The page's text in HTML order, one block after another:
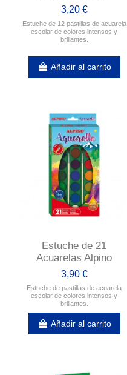
3,20 €
Estuche de 12 pastillas de acuarela
escolar de colores intensos y
brillantes.
Añadir al carrito
Estuche de 21
Acuarelas Alpino
3,90 €
Estuche de pastillas de acuarela
escolar de colores intensos y
brillantes.
Añadir al carrito